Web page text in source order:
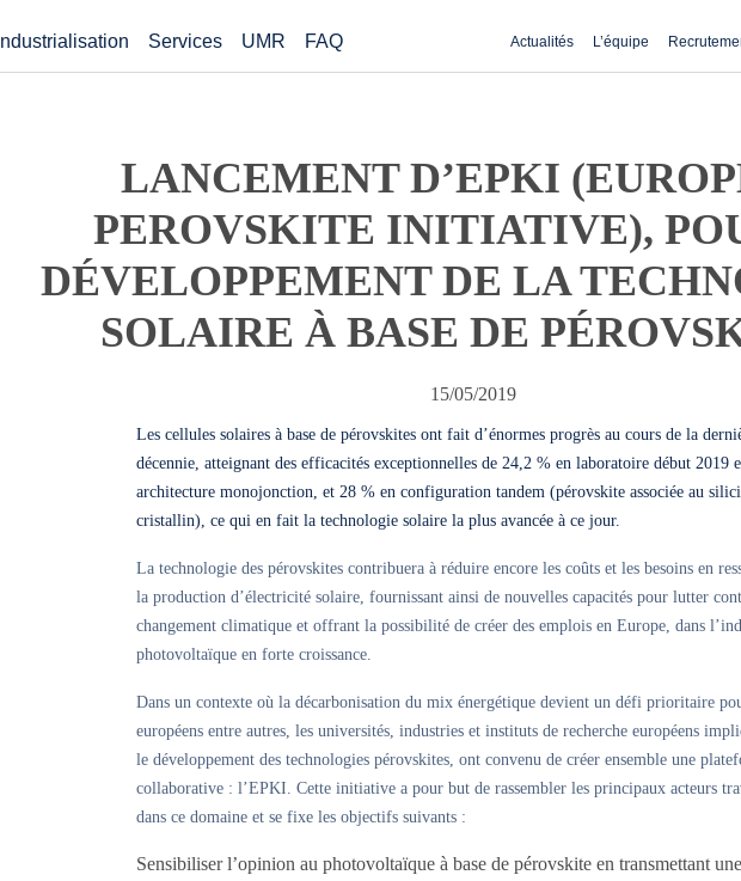
Industrialisation Services UMR FAQ Actualités L’équipe
LANCEMENT D’EPKI
PEROVSKITE INITIATIVE),
DÉVELOPPEMENT DE LA
SOLAIRE À BASE DE
15/05/2019
Les cellules solaires à base de pérovskites ont fait d’énormes progrès au cours de la
décennie, atteignant des efficacités exceptionnelles de 24,2 % en laboratoire début 2019
architecture monojonction, et 28 % en configuration tandem (pérovskite associée au
cristallin), ce qui en fait la technologie solaire la plus avancée à ce jour.
La technologie des pérovskites contribuera à réduire encore les coûts et les besoins en
la production d’électricité solaire, fournissant ainsi de nouvelles capacités pour lutter
changement climatique et offrant la possibilité de créer des emplois en Europe, dans
photovoltaïque en forte croissance.
Dans un contexte où la décarbonisation du mix énergétique devient un défi prioritaire
européens entre autres, les universités, industries et instituts de recherche européens
le développement des technologies pérovskites, ont convenu de créer ensemble une
collaborative : l’EPKI. Cette initiative a pour but de rassembler les principaux acteurs
dans ce domaine et se fixe les objectifs suivants :
Sensibiliser l’opinion au photovoltaïque à base de pérovskite en transmettant